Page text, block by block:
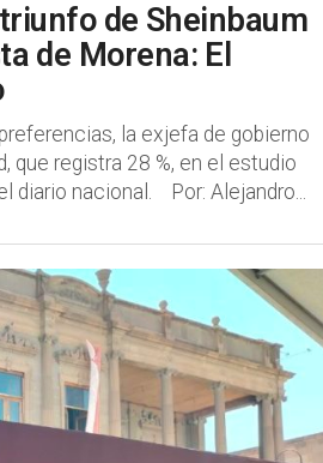
de Sheinbaum
de Morena: El
la exjefa de gobierno
que registra 28 %, en el estudio
diario nacional. Por: Alejandro...